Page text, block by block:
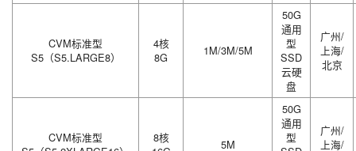
CVM标准型
S5（S5.LARGE8）
4核
8G
1M/3M/5M
50G
通用
型
SSD
云硬
盘
广州/
上海/
北京
CVM标准型
8核
5M
50G
通用
型
广州/
上海/